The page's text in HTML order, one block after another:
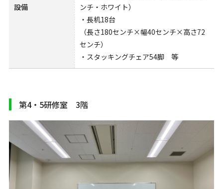
設備
ンチ・ホワイト）
・長机18台
（長さ180センチ×幅40センチ×高さ72
センチ）
・スタッキングチェア54脚 等
第4・5研修室 3階